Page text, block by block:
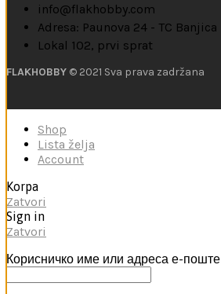
info@flakhobby.com
Adresa: Paunova 24 - TC Banjica
Lokal 102, prvi sprat
FLAKHOBBY © 2021 Sva prava zadržana
Shop
Lista želja
Account
Korpa
Zatvori
Sign in
Zatvori
Корисничко име или адреса е-поште